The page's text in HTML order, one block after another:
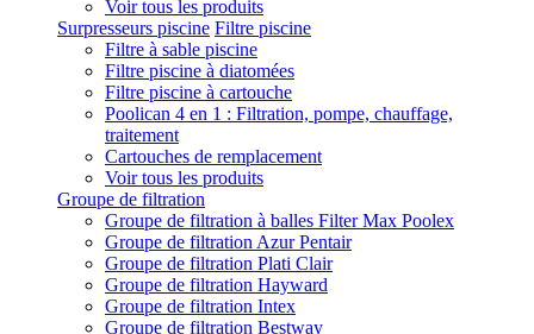
Voir tous les produits
Surpresseurs piscine Filtre piscine
Filtre à sable piscine
Filtre piscine à diatomées
Filtre piscine à cartouche
Poolican 4 en 1 : Filtration, pompe, chauffage,
traitement
Cartouches de remplacement
Voir tous les produits
Groupe de filtration
Groupe de filtration à balles Filter Max Poolex
Groupe de filtration Azur Pentair
Groupe de filtration Plati Clair
Groupe de filtration Hayward
Groupe de filtration Intex
Groupe de filtration Bestway